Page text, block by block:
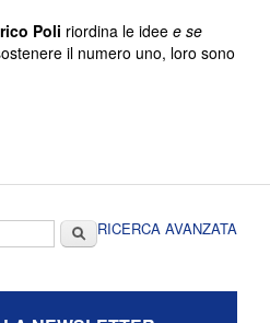
Poli riordina le idee e se
il numero uno, loro sono
CercaRICERCA AVANZATA